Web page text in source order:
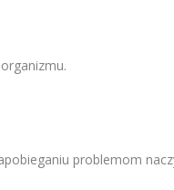
problemom